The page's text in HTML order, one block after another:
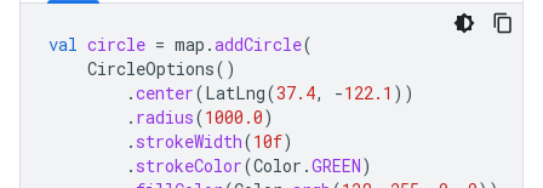
val circle = map .addCircle(
CircleOptions()
.center(LatLng(37.4, -122.1 ))
. radius(1000.0)
. strokeWidth(10f)
. strokeColor(Color .GREEN)